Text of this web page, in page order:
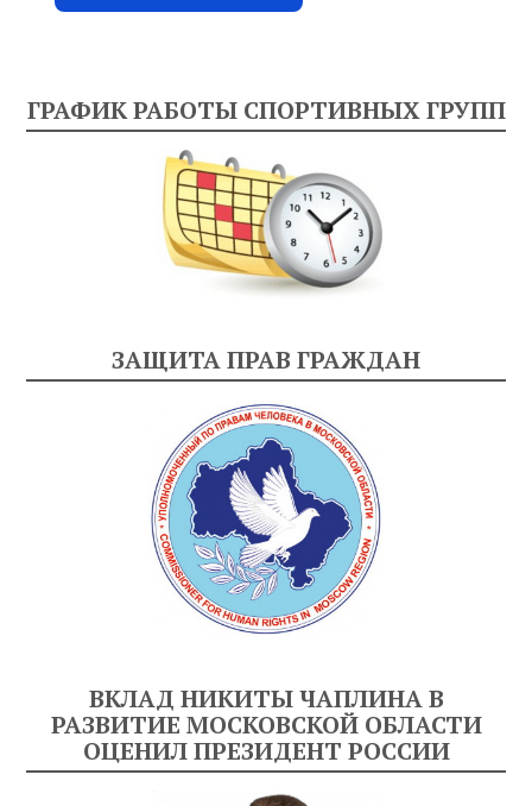
ГРАФИК РАБОТЫ СПОРТИВНЫХ ГРУПП
ЗАЩИТА ПРАВ ГРАЖДАН
ВКЛАД НИКИТЫ ЧАПЛИНА В
РАЗВИТИЕ МОСКОВСКОЙ ОБЛАСТИ
ОЦЕНИЛ ПРЕЗИДЕНТ РОССИИ